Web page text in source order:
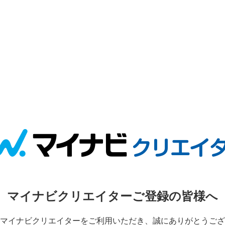
マイナビクリエイターご登録の皆様へ
イナビクリエイターをご利用いただき、誠にありがとうご